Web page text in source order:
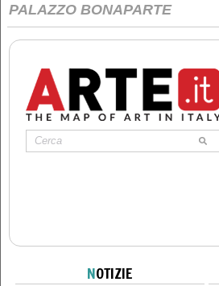
PALAZZO BONAPARTE
NOTIZIE